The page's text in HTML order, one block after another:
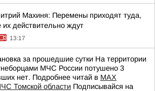
Махиня: Перемены приходят туда,
их действительно ждут
13:17
за прошедшие сутки На территории
МЧС России потушено 3
нет. Подробнее читай в МАХ
Томской области Подписывайся на